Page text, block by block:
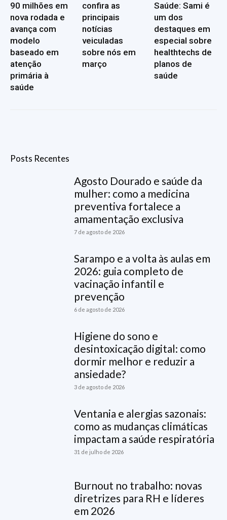
90 milhões em
nova rodada e
avança com
modelo
baseado em
atenção
primária à
saúde
confira as
principais
notícias
veiculadas
sobre nós em
março
Saúde: Sami é
um dos
destaques em
especial sobre
healthtechs de
planos de
saúde
Posts Recentes
Agosto Dourado e saúde da
mulher: como a medicina
preventiva fortalece a
amamentação exclusiva
7 de agosto de 2026
Sarampo e a volta às aulas em
2026: guia completo de
vacinação infantil e
prevenção
6 de agosto de 2026
Higiene do sono e
desintoxicação digital: como
dormir melhor e reduzir a
ansiedade?
3 de agosto de 2026
Ventania e alergias sazonais:
como as mudanças climáticas
impactam a saúde respiratória
31 de julho de 2026
Burnout no trabalho: novas
diretrizes para RH e líderes
em 2026